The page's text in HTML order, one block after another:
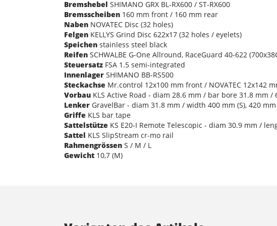
Bremshebel SHIMANO GRX BL-RX600 / ST-RX600
Bremsscheiben 160 mm front / 160 mm rear
Naben NOVATEC Disc (32 holes)
Felgen KELLYS Grind Disc 622x17 (32 holes / eyelets)
Speichen stainless steel black
Reifen SCHWALBE G-One Allround, RaceGuard 40-622
Steuersatz FSA 1.5 semi-integrated
Innenlager SHIMANO BB-RS500
Steckachse Mr.control 12x100 mm front / NOVATEC 12x142
Vorbau KLS Active Road - diam 28.6 mm / bar bore 31.8 mm /
Lenker GravelBar - diam 31.8 mm / width 400 mm (S), 420 mm
Griffe KLS bar tape
Sattelstütze KS E20-I Remote Telescopic - diam 30.9 mm /
Sattel KLS SlipStream cr-mo rail
Rahmengrössen S / M / L
Gewicht 10,7 (M)